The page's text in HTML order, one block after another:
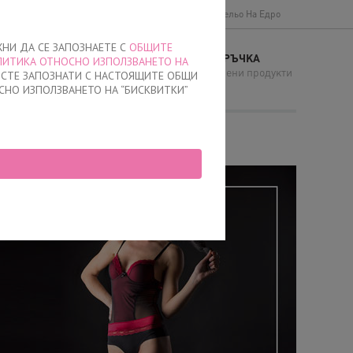
ДА СЕ ЗАПОЗНАЕТЕ С ОБЩИТЕ
ОТНОСНО ИЗПОЛЗВАНЕТО НА
ЗАПОЗНАТИ С НАСТОЯЩИТЕ ОБЩИ
ИЗПОЛЗВАНЕТО НА “БИСКВИТКИ”
Бельо На Едро
МОЯТА ПОРЪЧКА
няма добавени продукти